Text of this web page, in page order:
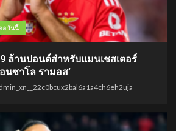
ลวันนี้
ล้านปอนด์สำหรับแมนเชสเตอร์
นซาโล รามอส’